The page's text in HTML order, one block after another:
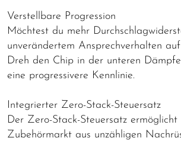
Verstellbare Progression
Möchtest du mehr
unverändertem Ansprechverhalten
Dreh den Chip in der unteren
eine progressivere Kennlinie.
Integrierter Zero-Stack-Steuersatz
Der Zero-Stack-Steuersatz
Zubehörmarkt aus unzähligen